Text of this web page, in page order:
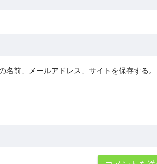
前、メールアドレス、サイトを保存する。